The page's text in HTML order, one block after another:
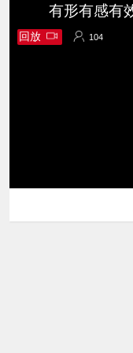
回放 104